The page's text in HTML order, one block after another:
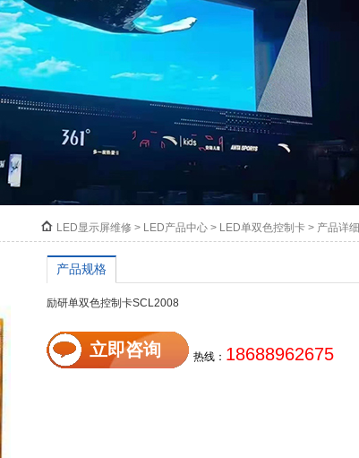
LED显示屏维修 > LED产品中心 > LED单双色控制卡 > 产品详细
产品规格
励研单双色控制卡SCL2008
立即咨询 热线： 18688962675